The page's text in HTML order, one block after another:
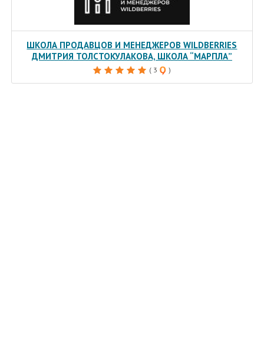
ШКОЛА ПРОДАВЦОВ И МЕНЕДЖЕРОВ WILDBERRIES
ДМИТРИЯ ТОЛСТОКУЛАКОВА, ШКОЛА “МАРПЛА”
( 3 )